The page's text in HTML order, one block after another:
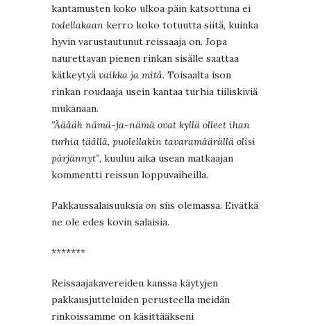
kantamusten koko ulkoa päin katsottuna ei
todellakaan kerro koko totuutta siitä, kuinka
hyvin varustautunut reissaaja on. Jopa
naurettavan pienen rinkan sisälle saattaa
kätkeytyä vaikka ja mitä. Toisaalta ison
rinkan roudaaja usein kantaa turhia tiiliskiviä
mukanaan.
”Ääääh nämä-ja-nämä ovat kyllä olleet ihan
turhia täällä, puolellakin tavaramäärällä olisi
pärjännyt”, kuuluu aika usean matkaajan
kommentti reissun loppuvaiheilla.
Pakkaussalaisuuksia on siis olemassa. Eivätkä
ne ole edes kovin salaisia.
*******
Reissaajakavereiden kanssa käytyjen
pakkausjutteluiden perusteella meidän
rinkoissamme on käsittääkseni